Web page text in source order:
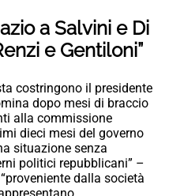
a Salvini e Di
e Gentiloni”
costringono il presidente
dopo mesi di braccio
alla commissione
dieci mesi del governo
situazione senza
politici repubblicani” –
dalla società